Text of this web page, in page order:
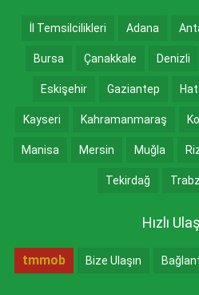
İl Temsilcilikleri Adana
Bursa Çanakkale Denizli
Eskişehir Gaziantep
Kayseri Kahramanmaraş
Manisa Mersin Muğla
Tekirdağ
Hızlı
tmmob Bize Ulaşın